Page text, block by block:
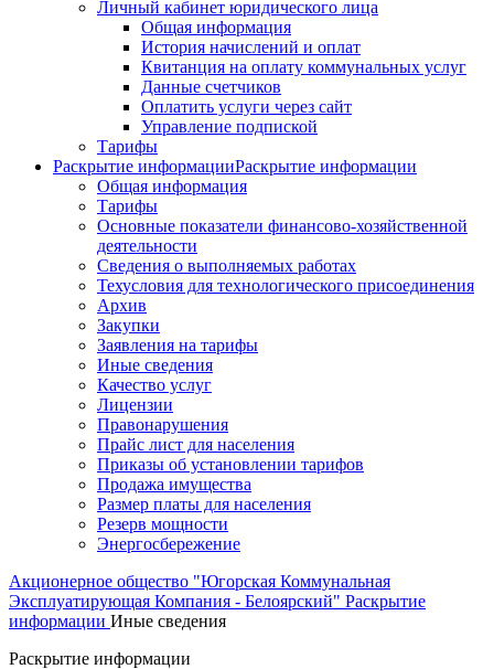
Личный кабинет юридического лица
Общая информация
История начислений и оплат
Квитанция на оплату коммунальных услуг
Данные счетчиков
Оплатить услуги через сайт
Управление подпиской
Тарифы
Раскрытие информацииРаскрытие информации
Общая информация
Тарифы
Основные показатели финансово-хозяйственной
деятельности
Сведения о выполняемых работах
Техусловия для технологического присоединения
Архив
Закупки
Заявления на тарифы
Иные сведения
Качество услуг
Лицензии
Правонарушения
Прайс лист для населения
Приказы об установлении тарифов
Продажа имущества
Размер платы для населения
Резерв мощности
Энергосбережение
Акционерное общество "Югорская Коммунальная
Эксплуатирующая Компания - Белоярский" Раскрытие
информации Иные сведения
Раскрытие информации